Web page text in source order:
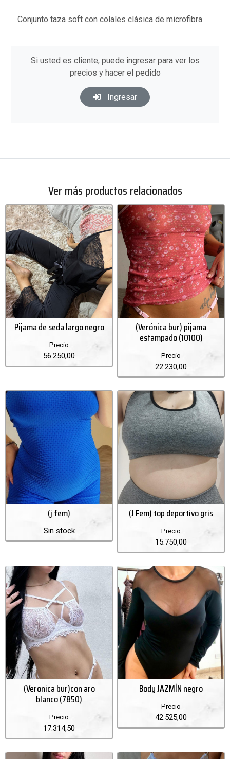
Conjunto taza soft con colales clásica de microfibra
Si usted es cliente, puede ingresar para ver los
precios y hacer el pedido
Ingresar
Ver más productos relacionados
Pijama de seda largo negro
Precio
56.250,00
(Verónica bur) pijama
estampado (10100)
Precio
22.230,00
(j fem)
Sin stock
(J Fem) top deportivo gris
Precio
15.750,00
(Veronica bur)con aro
blanco (7850)
Precio
17.314,50
Body JAZMÍN negro
Precio
42.525,00